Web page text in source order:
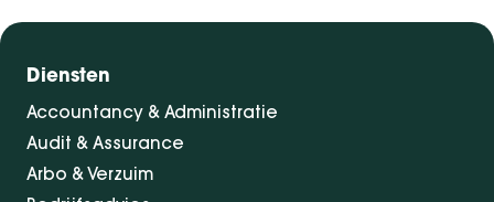
Diensten
Accountancy & Administratie
Audit & Assurance
Arbo & Verzuim